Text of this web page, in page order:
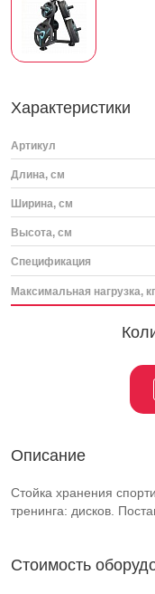
Характеристики
Артикул
Длина, см
Ширина, см
Высота, см
Спецификация
Максимальная нагрузка, кг
Описание
Стойка хранения
тренинга: дисков.
Стоимость